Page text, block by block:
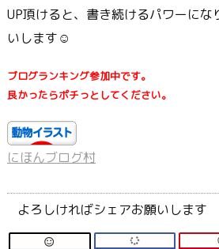
UP頂けると、書き続けるパワーに
いします☺
ブログランキング参加中です。
良かったらポチっとしてください。
にほんブログ村
よろしければシェアお願いします
